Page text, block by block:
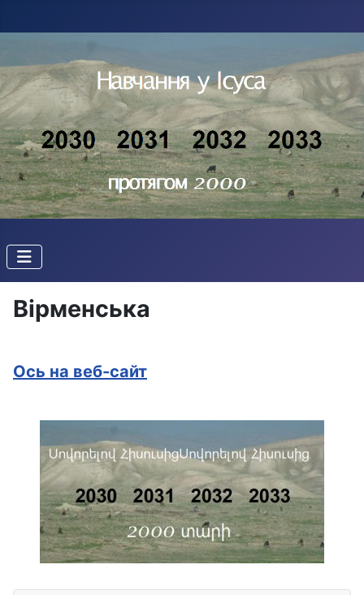
Вірменська
Ось на веб-сайт